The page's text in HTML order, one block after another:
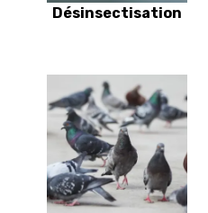
Désinsectisation